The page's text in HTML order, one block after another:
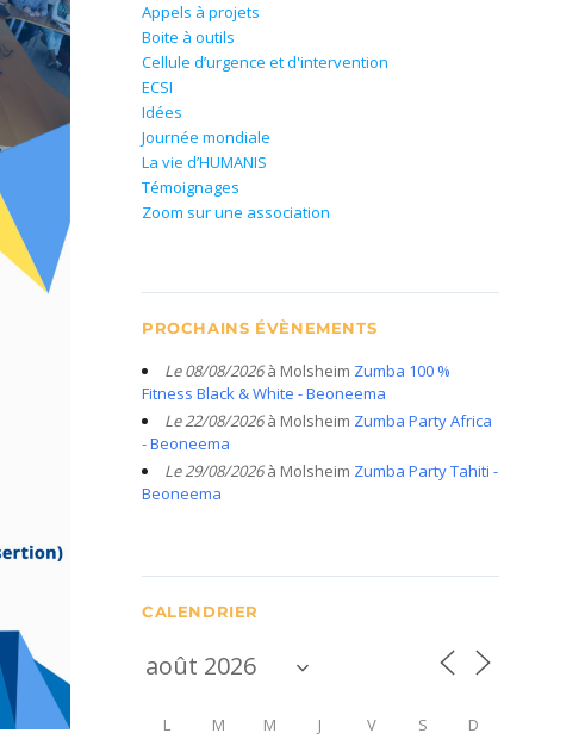
Appels à projets
Boite à outils
Cellule d’urgence et d'intervention
ECSI
Idées
Journée mondiale
La vie d’HUMANIS
Témoignages
Zoom sur une association
PROCHAINS ÉVÈNEMENTS
Le 08/08/2026à Molsheim Zumba 100 %
Fitness Black & White - Beoneema
Le 22/08/2026à Molsheim Zumba Party Africa
- Beoneema
Le 29/08/2026à Molsheim Zumba Party Tahiti -
Beoneema
CALENDRIER
L M M J V S D